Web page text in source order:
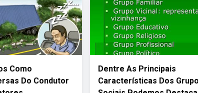
Como
Do Condutor
Dentre As Principais
Características Dos